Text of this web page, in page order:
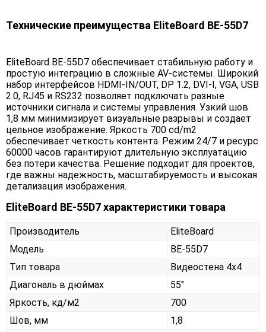
Технические преимущества EliteBoard BE-55D7
EliteBoard BE-55D7 обеспечивает стабильную работу и
простую интеграцию в сложные AV-системы. Широкий
набор интерфейсов HDMI-IN/OUT, DP 1.2, DVI-I, VGA, USB
2.0, RJ45 и RS232 позволяет подключать разные
источники сигнала и системы управления. Узкий шов
1,8 мм минимизирует визуальные разрывы и создает
цельное изображение. Яркость 700 cd/m2
обеспечивает четкость контента. Режим 24/7 и ресурс
60000 часов гарантируют длительную эксплуатацию
без потери качества. Решение подходит для проектов,
где важны надежность, масштабируемость и высокая
детализация изображения.
EliteBoard BE-55D7 характеристики товара
Производитель
EliteBoard
Модель
BE-55D7
Тип товара
Видеостена 4х4
Диагональ в дюймах
55"
Яркость, кд/м2
700
Шов, мм
1,8